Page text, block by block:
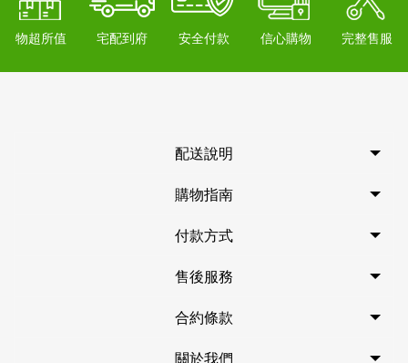
物超所值 宅配到府 安全付款 信心購物 完整售服
配送說明
購物指南
付款方式
售後服務
合約條款
關於我們